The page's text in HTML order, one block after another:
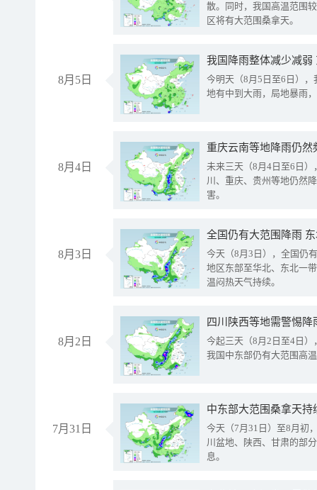
散。同时，我国高温范围
区将有大范围桑拿天。
8月5日
我国降雨整体减少减弱
今明天（8月5日至6日）
地有中到大雨，局地暴雨
8月4日
重庆云南等地降雨仍然
未来三天（8月4日至6日
川、重庆、贵州等地仍然
害。
8月3日
全国仍有大范围降雨
今天（8月3日），全国仍
地区东部至华北、东北一
温闷热天气持续。
8月2日
今起三天（8月2日至4日
我国中东部仍有大范围高
7月31日
中东部大范围桑拿天
今天（7月31日）至8月初
川盆地、陕西、甘肃的部
息。